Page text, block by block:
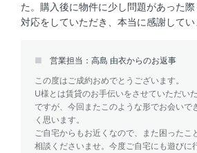
た。購入後に物件に少し問題があった
対応をしていただき、本当に感謝してい
営業担当：高島 由衣からのお返事
この度はご成約おめでとうございます。
U様とは賃貸のお手伝いをさせていただい
ですが、今回またこのような形でお会いで
く思います。
ご自宅からもお近くなので、また困ったこ
相談くださいませ。今度ご自宅にも遊びに